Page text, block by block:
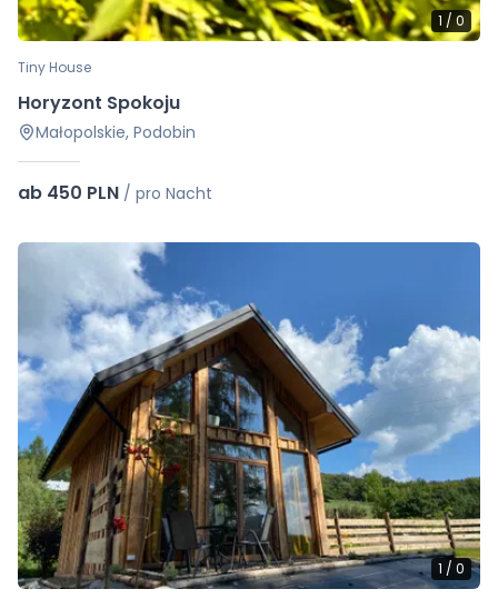
1 / 0
Tiny House
Horyzont Spokoju
Małopolskie, Podobin
ab 450 PLN / pro Nacht
1 / 0